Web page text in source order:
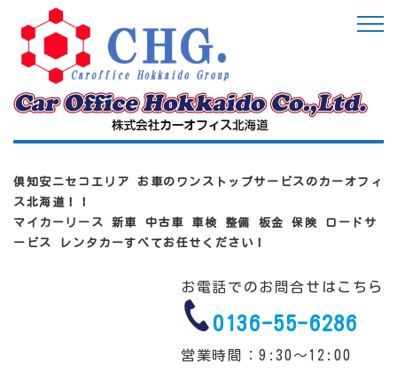
倶知安ニセコエリア お車のワンストップサービスのカーオフィ
ス北海道！！
マイカーリース 新車 中古車 車検 整備 板金 保険 ロードサ
ービス レンタカーすべてお任せください！
お電話でのお問合せはこちら
0136-55-6286
営業時間：9:30～12:00